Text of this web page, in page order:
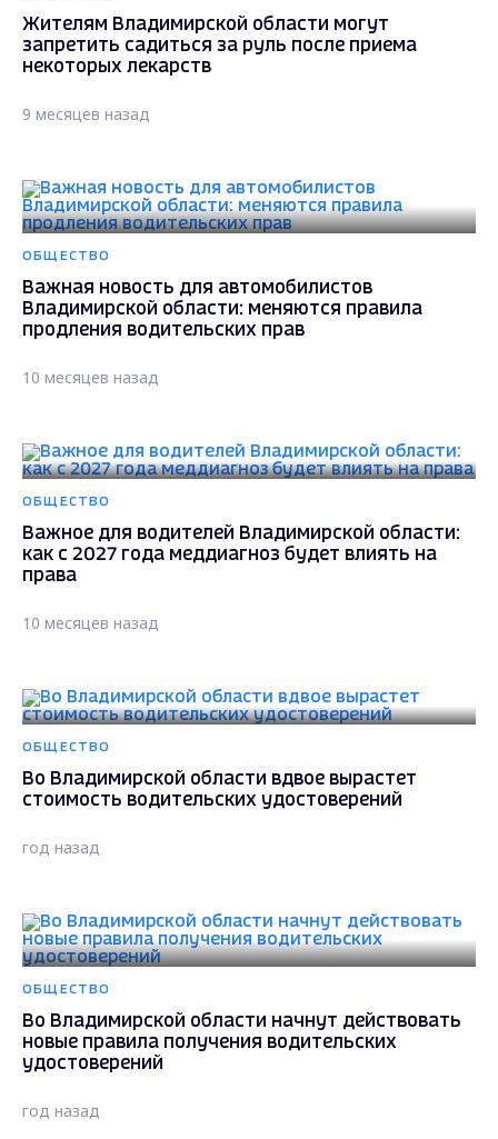
Жителям Владимирской области могут
запретить садиться за руль после приема
некоторых лекарств
9 месяцев назад
ОБЩЕСТВО
Важная новость для автомобилистов
Владимирской области: меняются правила
продления водительских прав
10 месяцев назад
ОБЩЕСТВО
Важное для водителей Владимирской области:
как с 2027 года меддиагноз будет влиять на
права
10 месяцев назад
ОБЩЕСТВО
Во Владимирской области вдвое вырастет
стоимость водительских удостоверений
год назад
ОБЩЕСТВО
Во Владимирской области начнут действовать
новые правила получения водительских
удостоверений
год назад